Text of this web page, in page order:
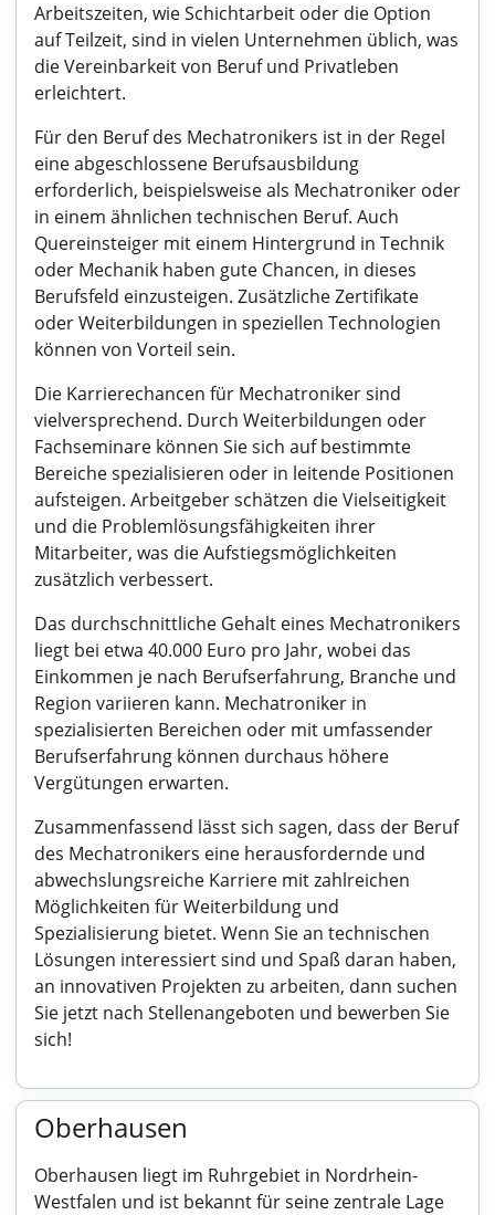
Arbeitszeiten, wie Schichtarbeit oder die Option
auf Teilzeit, sind in vielen Unternehmen üblich, was
die Vereinbarkeit von Beruf und Privatleben
erleichtert.
Für den Beruf des Mechatronikers ist in der Regel
eine abgeschlossene Berufsausbildung
erforderlich, beispielsweise als Mechatroniker oder
in einem ähnlichen technischen Beruf. Auch
Quereinsteiger mit einem Hintergrund in Technik
oder Mechanik haben gute Chancen, in dieses
Berufsfeld einzusteigen. Zusätzliche Zertifikate
oder Weiterbildungen in speziellen Technologien
können von Vorteil sein.
Die Karrierechancen für Mechatroniker sind
vielversprechend. Durch Weiterbildungen oder
Fachseminare können Sie sich auf bestimmte
Bereiche spezialisieren oder in leitende Positionen
aufsteigen. Arbeitgeber schätzen die Vielseitigkeit
und die Problemlösungsfähigkeiten ihrer
Mitarbeiter, was die Aufstiegsmöglichkeiten
zusätzlich verbessert.
Das durchschnittliche Gehalt eines Mechatronikers
liegt bei etwa 40.000 Euro pro Jahr, wobei das
Einkommen je nach Berufserfahrung, Branche und
Region variieren kann. Mechatroniker in
spezialisierten Bereichen oder mit umfassender
Berufserfahrung können durchaus höhere
Vergütungen erwarten.
Zusammenfassend lässt sich sagen, dass der Beruf
des Mechatronikers eine herausfordernde und
abwechslungsreiche Karriere mit zahlreichen
Möglichkeiten für Weiterbildung und
Spezialisierung bietet. Wenn Sie an technischen
Lösungen interessiert sind und Spaß daran haben,
an innovativen Projekten zu arbeiten, dann suchen
Sie jetzt nach Stellenangeboten und bewerben Sie
sich!
Oberhausen
Oberhausen liegt im Ruhrgebiet in Nordrhein-
Westfalen und ist bekannt für seine zentrale Lage